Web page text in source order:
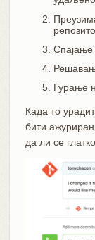
Спајање
Гурање
Када то
бити
да ли се глатко